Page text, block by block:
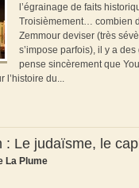
l’égrainage de faits
Troisièmement… combien
Zemmour deviser (très
s’impose parfois), il y a
pense sincèrement que
l’histoire du...
: Le judaïsme, le
La Plume